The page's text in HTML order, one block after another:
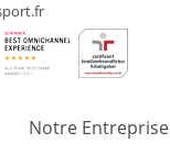
Notre Entreprise